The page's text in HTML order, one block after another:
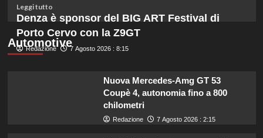
ridotto
secondo
l’esperta
Leggi tuttoLeggi
di
più
su
Liguria
Automotive
Denza è sponsor del BIG ART Festival di
Porto Cervo con la Z9GT
Redazione 7 Agosto 2026 : 8:15
Nuova Mercedes-Amg GT 53
Coupè 4, autonomia fino a 800
chilometri
Redazione 7 Agosto 2026 : 2:15